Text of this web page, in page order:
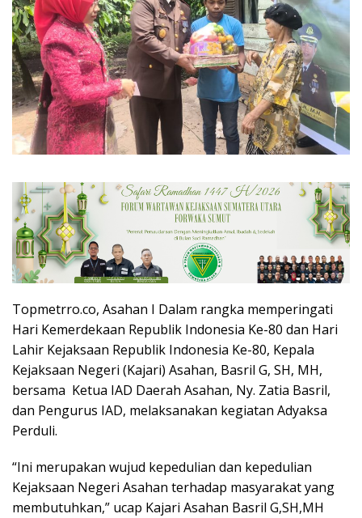
Topmetrro.co, Asahan I Dalam rangka memperingati
Hari Kemerdekaan Republik Indonesia Ke-80 dan Hari
Lahir Kejaksaan Republik Indonesia Ke-80, Kepala
Kejaksaan Negeri (Kajari) Asahan, Basril G, SH, MH,
bersama Ketua IAD Daerah Asahan, Ny. Zatia Basril,
dan Pengurus IAD, melaksanakan kegiatan Adyaksa
Perduli.
“Ini merupakan wujud kepedulian dan kepedulian
Kejaksaan Negeri Asahan terhadap masyarakat yang
membutuhkan,” ucap Kajari Asahan Basril G,SH,MH